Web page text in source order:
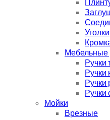
Уголки
Мебельные
Ручки
Ручки
Ручки
Ручки
Мойки
Врезные